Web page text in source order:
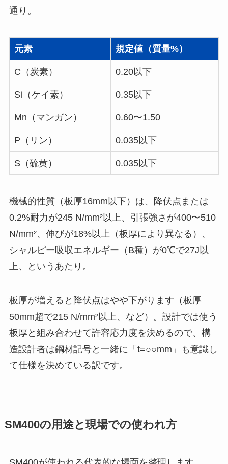
通り。
元素 規定値（質量%）
C（炭素） 0.20以下
Si（ケイ素） 0.35以下
Mn（マンガン） 0.60〜1.50
P（リン） 0.035以下
S（硫黄） 0.035以下
機械的性質（板厚16mm以下）は、降伏点または
0.2%耐力が245 N/mm²以上、引張強さが400〜510
N/mm²、伸びが18%以上（板厚により異なる）、
シャルピー吸収エネルギー（B種）が0℃で27J以
上、というあたり。
板厚が増えると降伏点はやや下がります（板厚
50mm超で215 N/mm²以上、など）。設計では使う
板厚と組み合わせて許容応力度を決めるので、構
造設計者は鋼材記号と一緒に「t=○○mm」も意識し
て仕様を決めている訳です。
SM400の用途と現場での使われ方